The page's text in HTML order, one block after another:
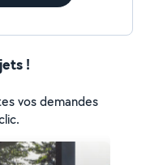
!
vos demandes